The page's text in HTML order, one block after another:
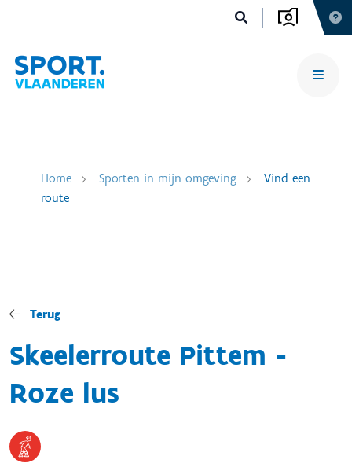
Home Sporten in mijn omgeving
Vind een
route
Terug
Skeelerroute Pittem -
Roze lus